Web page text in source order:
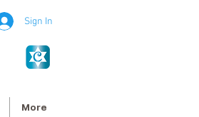
Sign In
More